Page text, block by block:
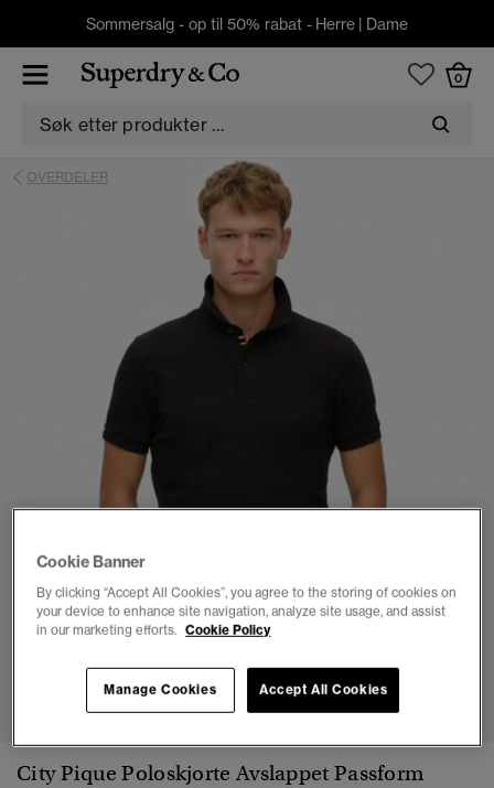
Sommersalg - op til 50% rabat - Herre | Dame
0
OVERDELER
1 2 4 5
City Pique Poloskjorte Avslappet Passform
Cookie Banner
By clicking “Accept All Cookies”, you agree to the storing of cookies on
your device to enhance site navigation, analyze site usage, and assist
in our marketing efforts. Cookie Policy
Accept All Cookies
Manage Cookies